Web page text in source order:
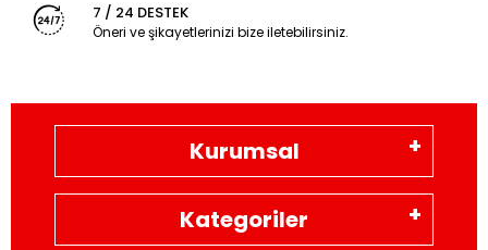
7 / 24 DESTEK
Öneri ve şikayetlerinizi bize iletebilirsiniz.
Kurumsal
Kategoriler